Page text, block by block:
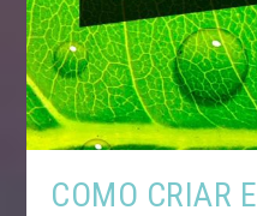
COMO CRIAR